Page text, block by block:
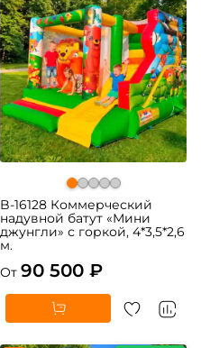
B-16128 Коммерческий
надувной батут «Мини
джунгли» с горкой, 4*3,5*2,6
м.
От 90 500 ₽